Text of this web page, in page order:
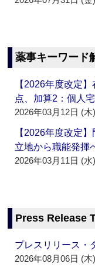
薬事キーワード
【2026年度改定
点、加算2：個人
2026年03月12日 (木)
【2026年度改定
立地から職能発揮
2026年03月11日 (水)
Press Release
プレスリリース
2026年08月06日 (木)